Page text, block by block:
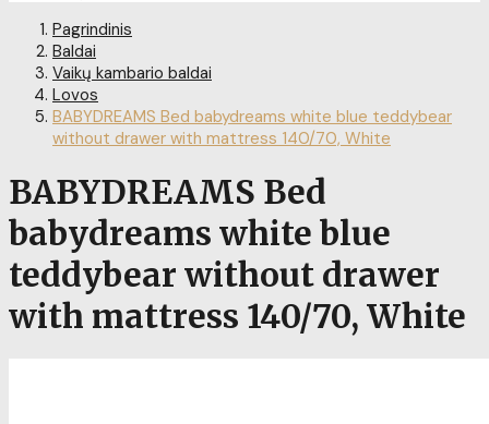
Pagrindinis
Baldai
Vaikų kambario baldai
Lovos
BABYDREAMS Bed babydreams white blue teddybear
without drawer with mattress 140/70, White
BABYDREAMS Bed
babydreams white blue
teddybear without drawer
with mattress 140/70, White